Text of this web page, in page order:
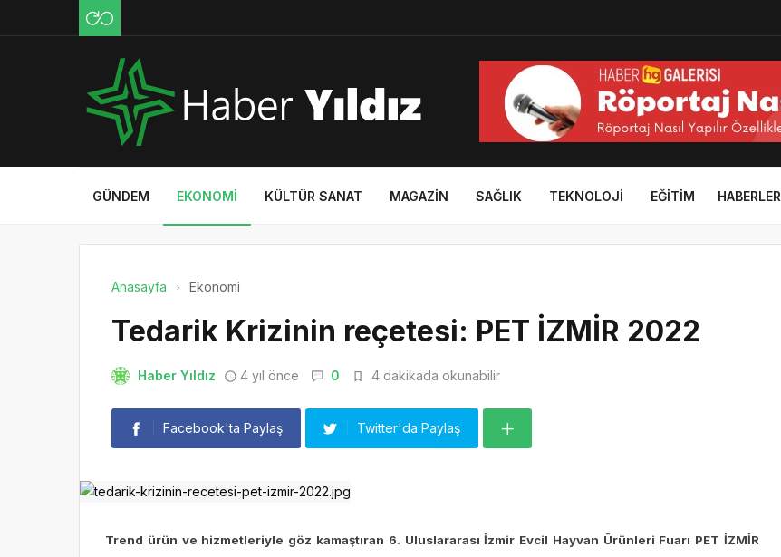
GÜNDEM EKONOMI KÜLTÜR SANAT MAGAZIN SAĞLIK TEKNOLOJI EĞITIM HABERLER
Anasayfa Ekonomi
Tedarik Krizinin reçetesi: PET İZMİR 2022
Haber Yıldız 4 yıl önce 0 4 dakikada okunabilir
Facebook'ta Paylaş Twitter'da Paylaş
Trend ürün ve hizmetleriyle göz kamaştıran 6. Uluslararası İzmir Evcil Hayvan Ürünleri Fuarı PET İZMİR